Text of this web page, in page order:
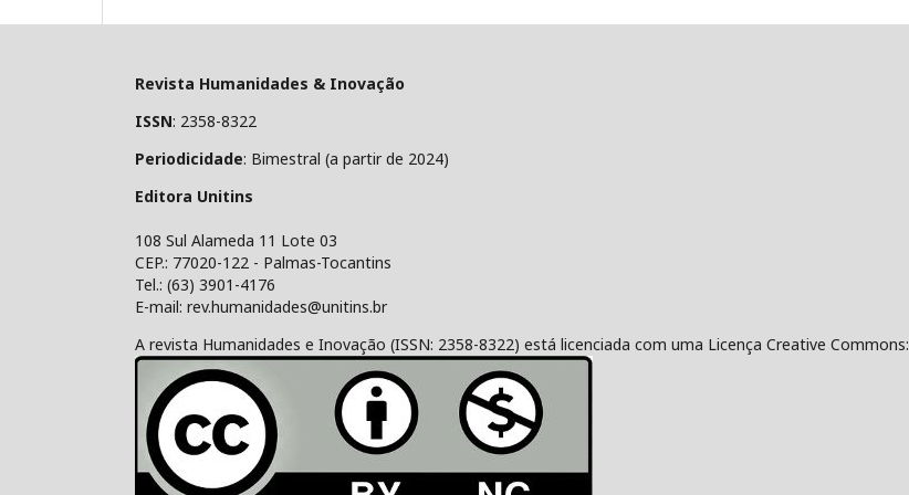
Revista Humanidades & Inovação
ISSN: 2358-8322
Periodicidade: Bimestral (a partir de 2024)
Editora Unitins
108 Sul Alameda 11 Lote 03
CEP.: 77020-122 - Palmas-Tocantins
Tel.: (63) 3901-4176
E-mail: rev.humanidades@unitins.br
A revista Humanidades e Inovação (ISSN: 2358-8322) está licenciada com uma Licença Creative Commons: